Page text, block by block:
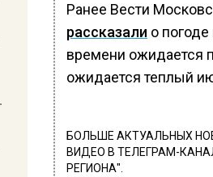
Ранее Вести
рассказали о
времени ожидается
ожидается теплый
БОЛЬШЕ АКТУАЛЬНЫХ
ВИДЕО В ТЕЛЕГРАМ-
РЕГИОНА".